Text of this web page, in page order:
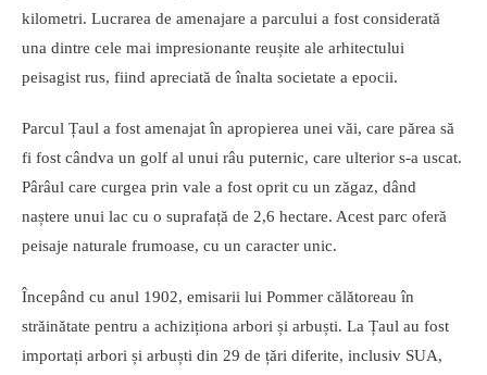
kilometri. Lucrarea de amenajare a parcului a fost considerată
una dintre cele mai impresionante reușite ale arhitectului
peisagist rus, fiind apreciată de înalta societate a epocii.
Parcul Țaul a fost amenajat în apropierea unei văi, care părea să
fi fost cândva un golf al unui râu puternic, care ulterior s-a uscat.
Pârâul care curgea prin vale a fost oprit cu un zăgaz, dând
naștere unui lac cu o suprafață de 2,6 hectare. Acest parc oferă
peisaje naturale frumoase, cu un caracter unic.
Începând cu anul 1902, emisarii lui Pommer călătoreau în
străinătate pentru a achiziționa arbori și arbuști. La Țaul au fost
importați arbori și arbuști din 29 de țări diferite, inclusiv SUA,